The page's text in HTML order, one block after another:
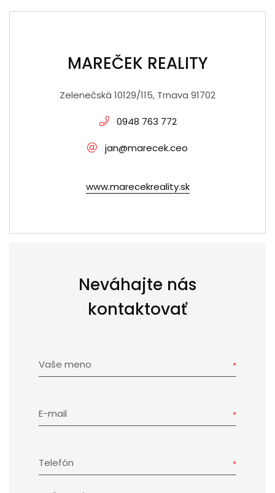
MAREČEK REALITY
Zelenečská 10129/115, Trnava 91702
0948 763 772
jan@marecek.ceo
www.marecekreality.sk
Neváhajte nás
kontaktovať
Vaše meno
E-mail
Telefón